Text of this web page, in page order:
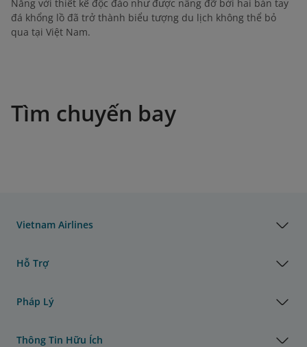
Nẵng với thiết kế độc đáo như được nâng đỡ bởi hai bàn tay
đá khổng lồ đã trở thành biểu tượng du lịch không thể bỏ
qua tại Việt Nam.
Tìm chuyến bay
Vietnam Airlines
Hỗ Trợ
Pháp Lý
Thông Tin Hữu Ích